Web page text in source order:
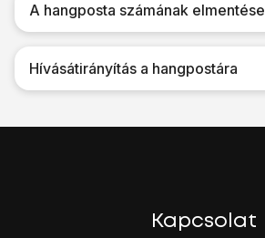
A hangposta számának elmentése
Hívásátirányítás a hangpostára
Kapcsolat